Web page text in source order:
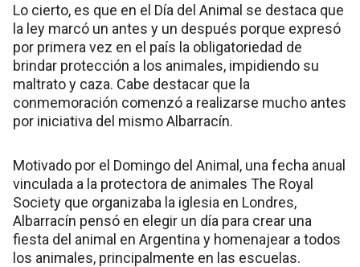
Lo cierto, es que en el Día del Animal se destaca que
la ley marcó un antes y un después porque expresó
por primera vez en el país la obligatoriedad de
brindar protección a los animales, impidiendo su
maltrato y caza. Cabe destacar que la
conmemoración comenzó a realizarse mucho antes
por iniciativa del mismo Albarracín.
Motivado por el Domingo del Animal, una fecha anual
vinculada a la protectora de animales The Royal
Society que organizaba la iglesia en Londres,
Albarracín pensó en elegir un día para crear una
fiesta del animal en Argentina y homenajear a todos
los animales, principalmente en las escuelas.